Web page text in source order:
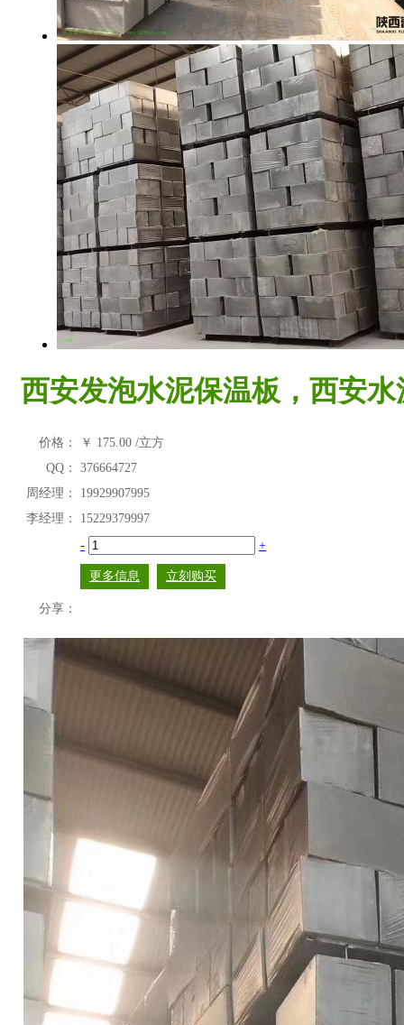
西安发泡水泥保温板，西安水
价格： ￥ 175.00 /立方
QQ：
376664727
周经理：
19929907995
李经理：
15229379997
-
+
更多信息 立刻购买
分享：